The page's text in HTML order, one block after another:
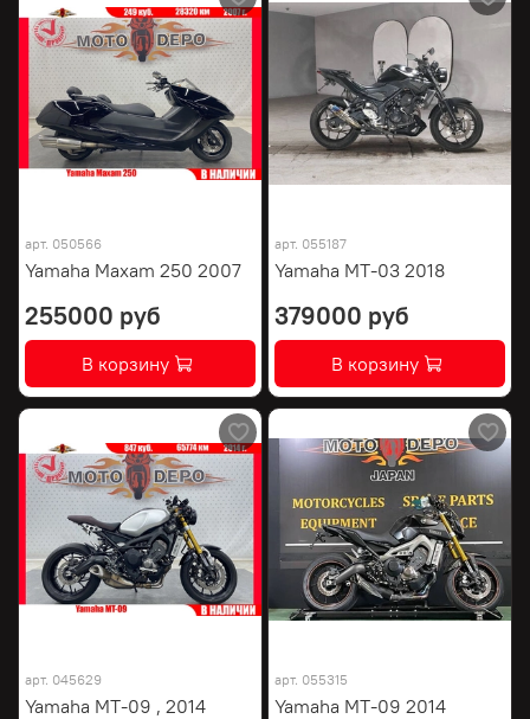
арт. 050566
Yamaha Maxam 250 2007
255000 руб
В корзину
арт. 055187
Yamaha MT-03 2018
379000 руб
В корзину
арт. 045629
Yamaha MT-09 , 2014
арт. 055315
Yamaha MT-09 2014